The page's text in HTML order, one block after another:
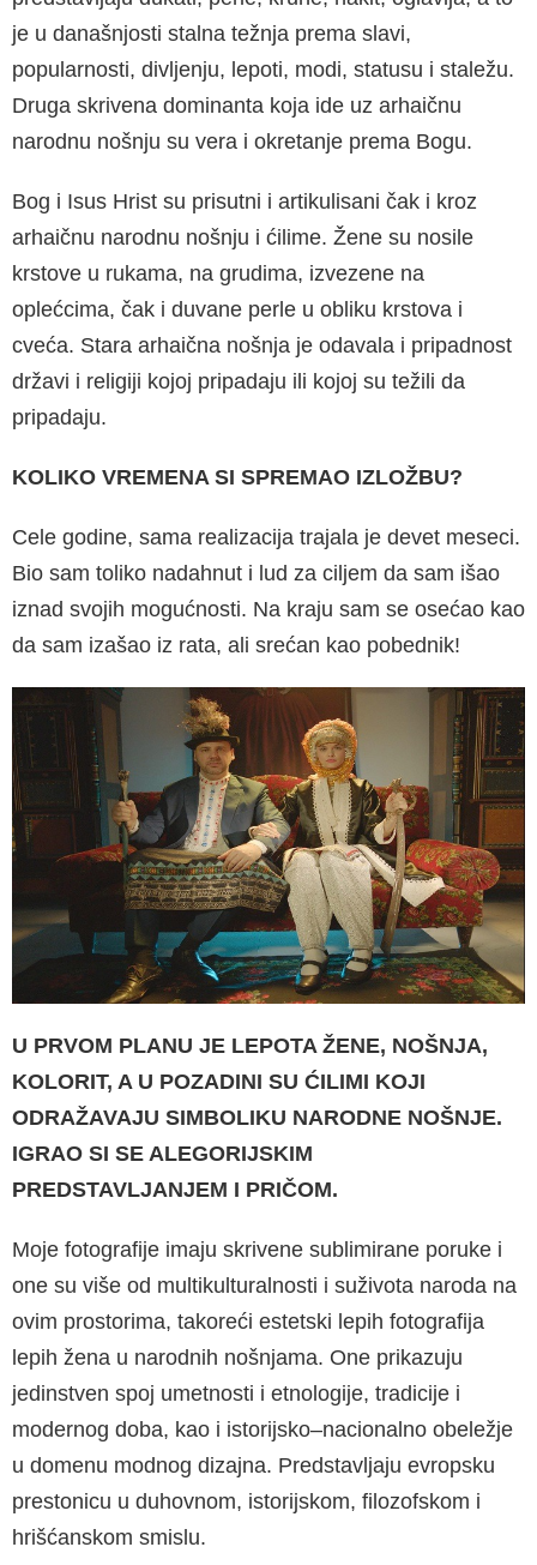
je u današnjosti stalna težnja pre­ma slavi,
popularnosti, divljenju, lepoti, modi, statusu i staležu.
Druga skrivena dominanta koja ide uz arhaičnu
narodnu nošnju su vera i okretanje prema Bogu.
Bog i Isus Hrist su prisutni i artikulisani čak i kroz
arhaičnu narodnu nošnju i ćilime. Žene su nosile
krstove u rukama, na grudima, izveze­ne na
oplećcima, čak i duvane perle u obliku krstova i
cveća. Stara arhaična nošnja je oda­vala i pripadnost
državi i religiji kojoj pripadaju ili kojoj su težili da
pripadaju.
KOLIKO VREMENA SI SPREMAO IZLOŽBU?
Cele godine, sama realizacija trajala je devet meseci.
Bio sam toliko nadahnut i lud za cil­jem da sam išao
iznad svojih mogućnosti. Na kraju sam se osećao kao
da sam izašao iz rata, ali srećan kao pobednik!
U PRVOM PLANU JE LEPOTA ŽENE, NOŠNJA,
KOLORIT, A U POZADINI SU ĆILIMI KOJI
ODRAŽAVAJU SIMBO­LIKU NARODNE NOŠNJE.
IGRAO SI SE ALEGORIJSKIM
PREDSTAVLJANJEM I PRIČOM.
Moje fotografije imaju skrivene sublimirane poruke i
one su više od multikulturalnosti i suživota naroda na
ovim prostorima, takoreći estetski lepih fotografija
lepih žena u narod­nih nošnjama. One prikazuju
jedinstven spoj umetnosti i etnologije, tradicije i
modernog doba, kao i istorijsko–nacionalno obeležje
u domenu modnog dizajna. Predstavljaju evrop­sku
prestonicu u duhovnom, istorijskom, filo­zofskom i
hrišćanskom smislu.